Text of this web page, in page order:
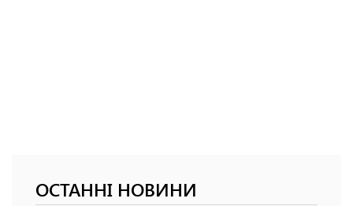
ОСТАННІ НОВИНИ